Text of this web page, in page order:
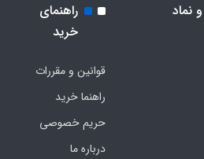
نماد
راهنمای
خرید
قوانین و مقررات
راهنما خرید
حریم خصوصی
درباره ما